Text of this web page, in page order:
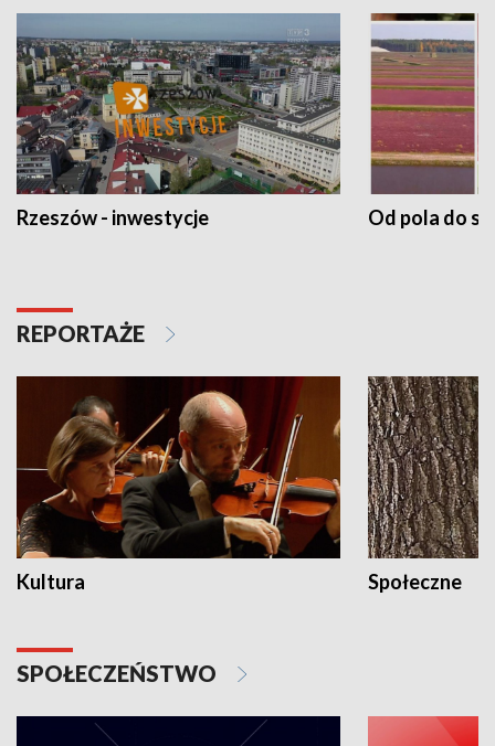
Rzeszów - inwestycje Od pola do
REPORTAŻE
Kultura Społeczne
SPOŁECZEŃSTWO